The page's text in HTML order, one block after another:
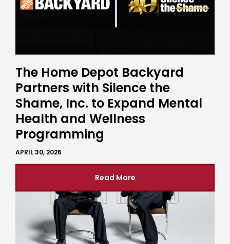
The Home Depot Backyard
Partners with Silence the
Shame, Inc. to Expand Mental
Health and Wellness
Programming
APRIL 30, 2026
Read More